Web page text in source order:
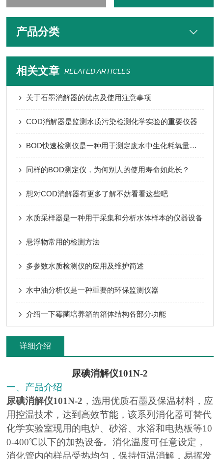
产品分类
相关文章 RELATED ARTICLES
关于石墨消解器的优点及使用注意事项
COD消解器是监测水质污染检测化学实验的重要仪器
BOD快速检测仪是一种用于测定废水中生化耗氧量的仪器
同样的BOD测定仪，为何别人的使用寿命如此长？
想对COD消解器有更多了解不妨看看这些吧
水质采样器是一种用于采集和分析水体样本的仪器设备
悬浮物常用的检测方法
多参数水质检测仪的应用及维护简述
水中油分析仪是一种重要的环保监测仪器
介绍一下霉菌培养箱的箱体结构各部分功能
详细介绍
尿碘消解仪101N-2
一、产品介绍
尿碘消解仪101N-2 ，选用优质石墨及保温材料，应
用控温技术，达到高效节能，该系列消化器可替代
化学实验室现用的电炉、砂浴、水浴和电热板等10
0-400℃以下的加热设备。消化温度可任意设定，
消化管内的样品受热均匀，保持恒温消解，易挥发